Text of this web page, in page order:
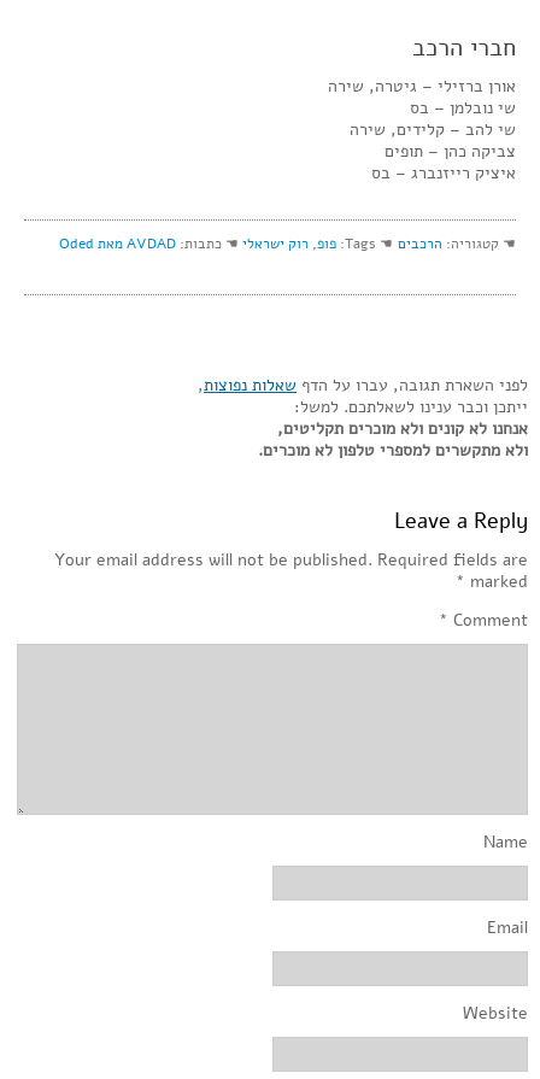
חברי הרכב
אורן ברזילי – גיטרה, שירה
שי נובלמן – בס
שי להב – קלידים, שירה
צביקה כהן – תופים
איציק רייזנברג – בס
☚ קטגוריה: הרכבים ☚ Tags: פופ, רוק ישראלי ☚ כתבות: AVDAD מאת Oded
לפני השארת תגובה, עברו על הדף שאלות נפוצות,
ייתכן וכבר ענינו לשאלתכם. למשל:
אנחנו לא קונים ולא מוכרים תקליטים,
ולא מתקשרים למספרי טלפון לא מוכרים.
Leave a Reply
Your email address will not be published. Required fields are
marked
*
Comment
*
Name
Email
Website